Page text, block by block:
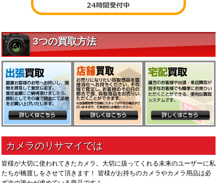
皆様が大切に使われてきたカメラ。大切に扱ってくれる未来のユーザーに私
たちが橋渡しをさせて頂きます！ 皆様がお持ちのカメラやカメラ用品は必